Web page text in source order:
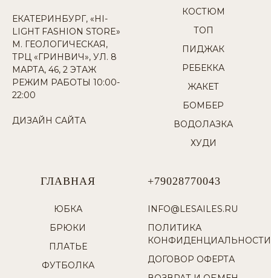
ЕКАТЕРИНБУРГ, «HI-
LIGHT FASHION STORE»
М. ГЕОЛОГИЧЕСКАЯ,
ТРЦ «ГРИНВИЧ», УЛ. 8
МАРТА, 46, 2 ЭТАЖ
РЕЖИМ РАБОТЫ 10:00-
22:00
ДИЗАЙН САЙТА
КОСТЮМ
ТОП
ПИДЖАК
РЕБЕККА
ЖАКЕТ
БОМБЕР
ВОДОЛАЗКА
ХУДИ
ГЛАВНАЯ
ЮБКА
БРЮКИ
ПЛАТЬЕ
ФУТБОЛКА
+79028770043
INFO@LESAILES.RU
ПОЛИТИКА
КОНФИДЕНЦИАЛЬНОСТИ
ДОГОВОР ОФЕРТА